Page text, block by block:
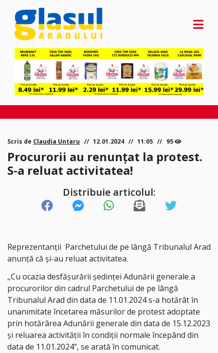
Scris de Claudia Untaru 12.01.2024 11:05 95
Procurorii au renunțat la protest.
S-a reluat activitatea!
Distribuie articolul:
Reprezentanții Parchetului de pe lângă Tribunalul Arad
anunță că și-au reluat activitatea.
„Cu ocazia desfăşurării şedinţei Adunării generale a
procurorilor din cadrul Parchetului de pe lângă
Tribunalul Arad din data de 11.01.2024 s-a hotărât în
unanimitate încetarea măsurilor de protest adoptate
prin hotărârea Adunării generale din data de 15.12.2023
şi reluarea activităţii în condiţii normale începând din
data de 11.01.2024”, se arată în comunicat.